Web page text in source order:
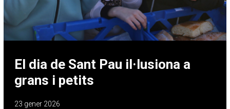
El dia de Sant Pau il·lusiona a
grans i petits
23 gener 2026